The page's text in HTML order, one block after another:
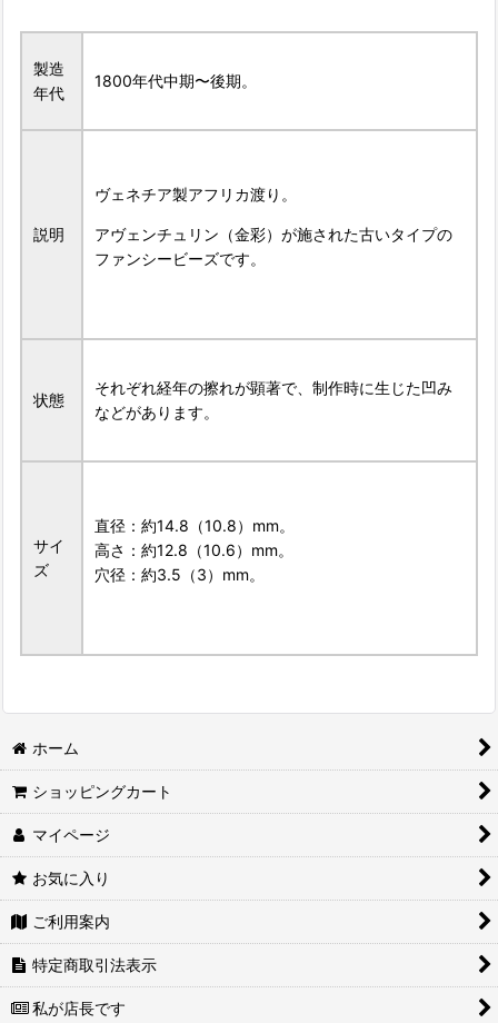
製造
年代
1800年代中期〜後期。
説明
ヴェネチア製アフリカ渡り。
アヴェンチュリン（金彩）が施された古いタイプの
ファンシービーズです。
状態
それぞれ経年の擦れが顕著で、制作時に生じた凹み
などがあります。
サイ
ズ
直径：約14.8（10.8）mm。
高さ：約12.8（10.6）mm。
穴径：約3.5（3）mm。
ホーム
ショッピングカート
マイページ
お気に入り
ご利用案内
特定商取引法表示
私が店長です